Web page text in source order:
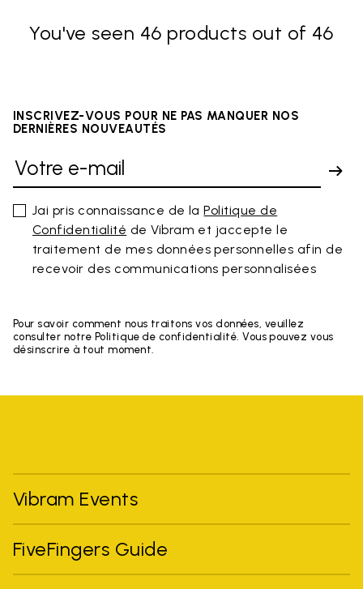
You've seen 46 products out of 46
INSCRIVEZ-VOUS POUR NE PAS MANQUER NOS
DERNIÈRES NOUVEAUTÉS
Jai pris connaissance de laPolitique de
Confidentialité de Vibram et jaccepte le
traitement de mes données personnelles afin de
recevoir des communications personnalisées
Pour savoir comment nous traitons vos données, veuillez
consulter notre Politique de confidentialité. Vous pouvez vous
désinscrire à tout moment.
Vibram Events
FiveFingers Guide